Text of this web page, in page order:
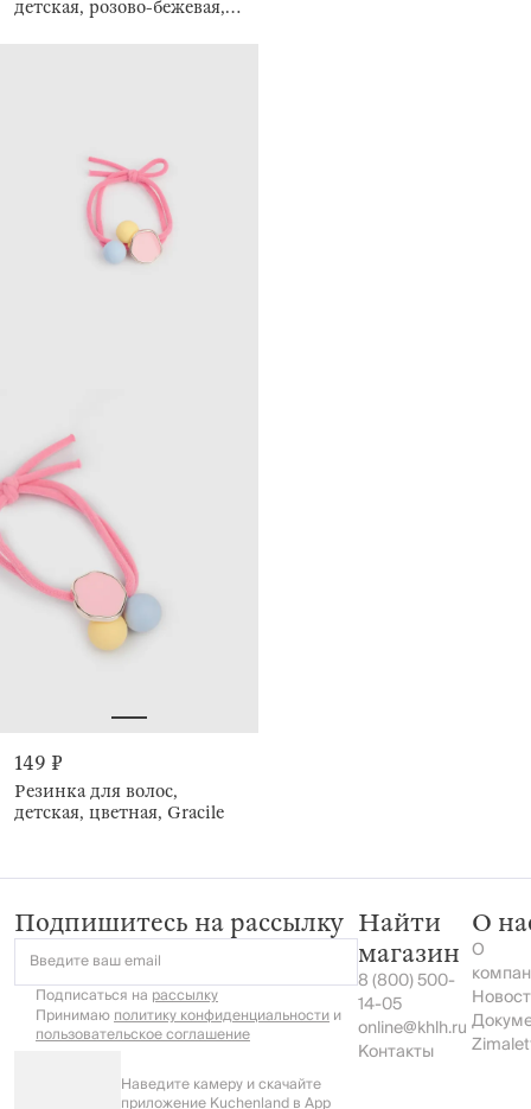
детская, розово-бежевая,
149 ₽
Резинка для волос,
детская, цветная, Gracile
Подпишитесь на рассылку
Введите ваш email
Подписаться на рассылку
Принимаюполитику конфиденциальностии
пользовательское соглашение
Наведите камеру и скачайте
Найти
магазин
8 (800) 500-
14-05
online@khlh.ru
Контакты
О
О